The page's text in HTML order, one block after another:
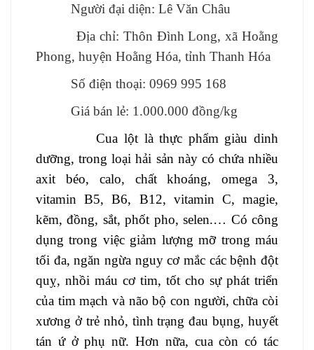
Người đại diện: Lê Văn Châu
Địa chỉ: Thôn Đình Long, xã Hoằng
Phong, huyện Hoằng Hóa, tỉnh Thanh Hóa
Số điện thoại: 0969 995 168
Giá bán lẻ: 1.000.000 đồng/kg
Cua lột là thực phẩm giàu dinh
dưỡng, trong loại hải sản này có chứa nhiều
axit béo, calo, chất khoáng, omega 3,
vitamin B5, B6, B12, vitamin C, magie,
kẽm, đồng, sắt, phốt pho, selen.… Có công
dụng trong việc giảm lượng mỡ trong máu
tối đa, ngăn ngừa nguy cơ mắc các bệnh đột
quỵ, nhồi máu cơ tim, tốt cho sự phát triển
của tim mạch và não bộ con người, chữa còi
xương ở trẻ nhỏ, tình trạng đau bụng, huyết
tán ứ ở phụ nữ. Hơn nữa, cua còn có tác